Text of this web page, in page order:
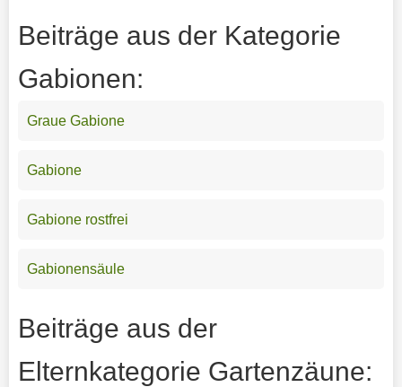
Beiträge aus der Kategorie
Gabionen:
Graue Gabione
Gabione
Gabione rostfrei
Gabionensäule
Beiträge aus der
Elternkategorie Gartenzäune: